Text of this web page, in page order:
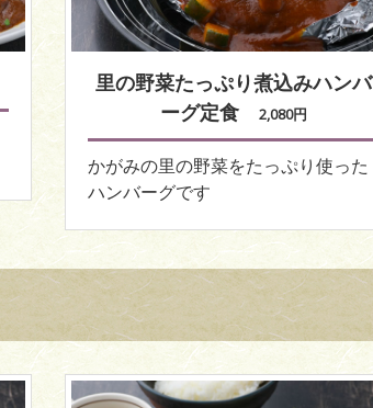
里の野菜たっぷり煮込みハンバ
ーグ定食
2,080円
かがみの里の野菜をたっぷり使った
ハンバーグです